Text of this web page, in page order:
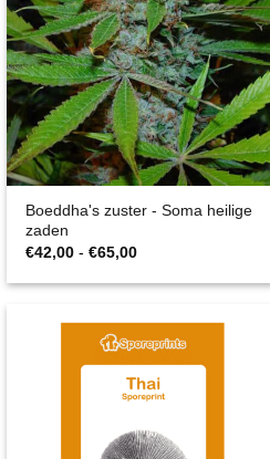
Boeddha's zuster - Soma heilige
zaden
€42,00 - €65,00Prijsklasse:
tot